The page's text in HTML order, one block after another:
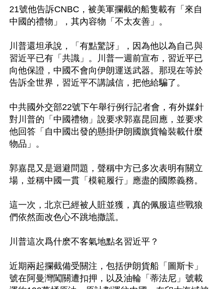
21號他告訴CNBC，被美軍攔截的船隻載有「來自
中國的禮物」，其內容物「不太友善」。
川普還坦承說，「有點驚訝」，因為他以為自己與
習近平已有「共識」。川普一週前宣布，習近平已
向他保證，中國不會向伊朗運送武器。那現在等於
告訴全世界，習近平不講誠信，把他給騙了。
中共國外交部22號下午舉行例行記者會，有外媒針
對川普的「中國禮物」說要求郭嘉昆回應，並要求
他回答「自中國出發的懸掛伊朗國旗貨輪裝載什麼
物品」。
郭嘉昆又是迴避問題，聲稱中方已多次表明有關立
場，並稱中國一貫「模範履行」應盡的國際義務。
這一次，北京已經被人賍並獲，真的佩服這些戰狼
們依然面改色心不跳地撒謊。
川普這次爲什麽不客氣地點名習近平？
近期兩起攔截備受關注，包括伊朗貨船「圖斯卡」
號在阿曼灣闖關遭扣押，以及油輪「蒂法尼」號載